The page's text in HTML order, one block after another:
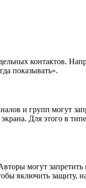
контактов.
показывать».
и групп могут
Для этого в
могут запретить
включить защиту,